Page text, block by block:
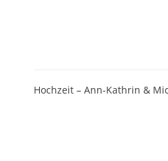
Hochzeit – Ann-Kathrin &